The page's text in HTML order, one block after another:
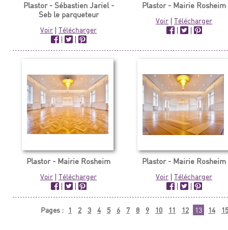
Plastor - Sébastien Jariel -
Seb le parqueteur
Voir |Télécharger
|
|
Plastor - Mairie Rosheim
Voir |Télécharger
|
|
Plastor - Mairie Rosheim
Voir |Télécharger
|
|
Plastor - Mairie Rosheim
Voir |Télécharger
|
|
Pages : 1 2 3 4 5 6 7 8 9 10 11 12 13 14 15